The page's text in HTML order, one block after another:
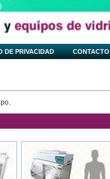
DE PRIVACIDAD CONTACTO